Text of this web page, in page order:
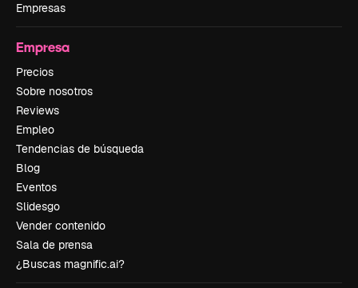
Empresas
Empresa
Precios
Sobre nosotros
Reviews
Empleo
Tendencias de búsqueda
Blog
Eventos
Slidesgo
Vender contenido
Sala de prensa
¿Buscas magnific.ai?